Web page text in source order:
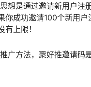
想是通过邀请新用户注
你成功邀请100个新用户
上限！
广方法，聚好推邀请码